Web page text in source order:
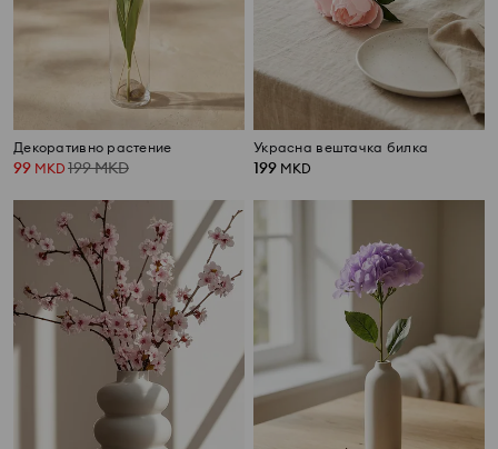
Декоративно растение
99 MKD 199MKD
Украсна вештачка билка
199 MKD